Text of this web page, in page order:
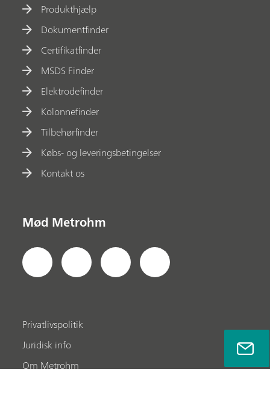
Produkthjælp
Dokumentfinder
Certifikatfinder
MSDS Finder
Elektrodefinder
Kolonnefinder
Tilbehørfinder
Købs- og leveringsbetingelser
Kontakt os
Mød Metrohm
Privatlivspolitik
Juridisk info
Om Metrohm